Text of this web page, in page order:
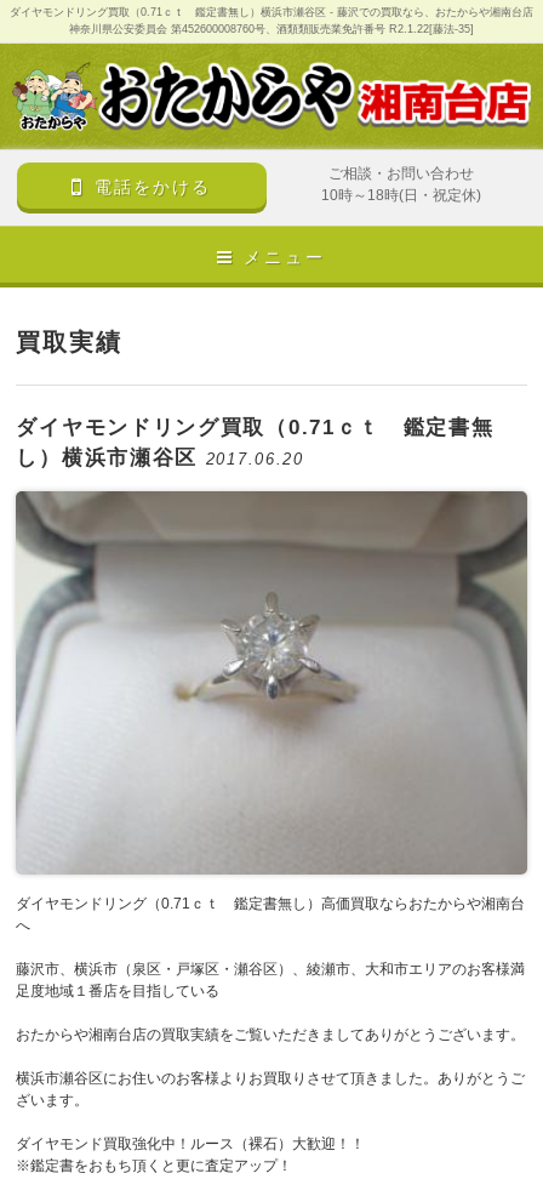
ダイヤモンドリング買取（0.71ｃｔ 鑑定書無し）横浜市瀬谷区 - 藤沢での買取なら、おたからや湘南台店
神奈川県公安委員会 第452600008760号、酒類類販売業免許番号 R2.1.22[藤法-35]
電話をかける
ご相談・お問い合わせ
10時～18時(日・祝定休)
メニュー
買取実績
ダイヤモンドリング買取（0.71ｃｔ 鑑定書無
し）横浜市瀬谷区 2017.06.20
ダイヤモンドリング（0.71ｃｔ 鑑定書無し）高価買取ならおたからや湘南台
へ
藤沢市、横浜市（泉区・戸塚区・瀬谷区）、綾瀬市、大和市エリアのお客様満
足度地域１番店を目指している
おたからや湘南台店の買取実績をご覧いただきましてありがとうございます。
横浜市瀬谷区にお住いのお客様よりお買取りさせて頂きました。ありがとうご
ざいます。
ダイヤモンド買取強化中！ルース（裸石）大歓迎！！
※鑑定書をおもち頂くと更に査定アップ！